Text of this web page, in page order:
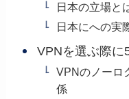
日本の立場と
日本にへの実
VPNを選ぶ際に
VPNのノーロ
係